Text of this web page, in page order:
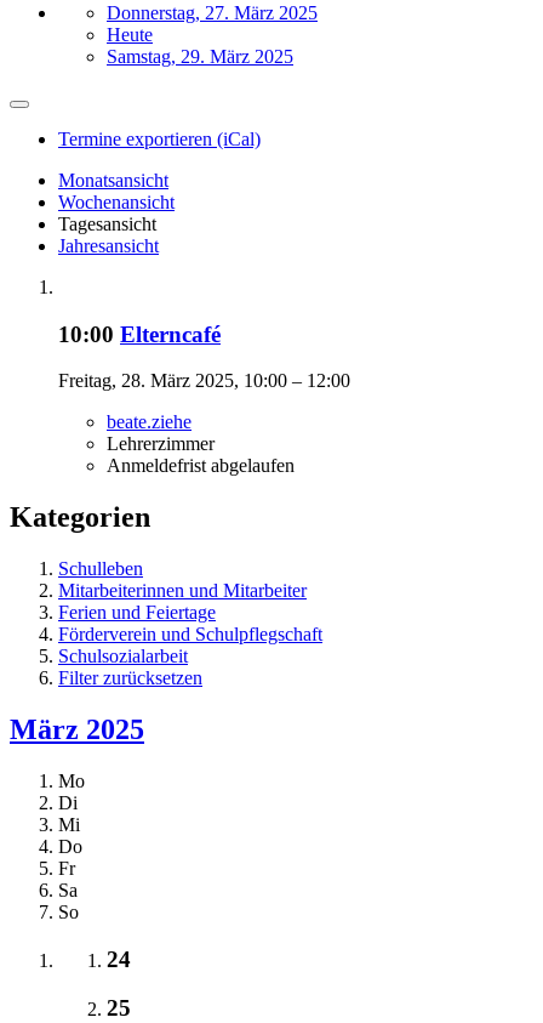
Donnerstag, 27. März 2025
Heute
Samstag, 29. März 2025
Termine exportieren (iCal)
Monatsansicht
Wochenansicht
Tagesansicht
Jahresansicht
10:00 Elterncafé
Freitag, 28. März 2025, 10:00 – 12:00
beate.ziehe
Lehrerzimmer
Anmeldefrist abgelaufen
Kategorien
Schulleben
Mitarbeiterinnen und Mitarbeiter
Ferien und Feiertage
Förderverein und Schulpflegschaft
Schulsozialarbeit
Filter zurücksetzen
März 2025
Mo
Di
Mi
Do
Fr
Sa
So
24
25